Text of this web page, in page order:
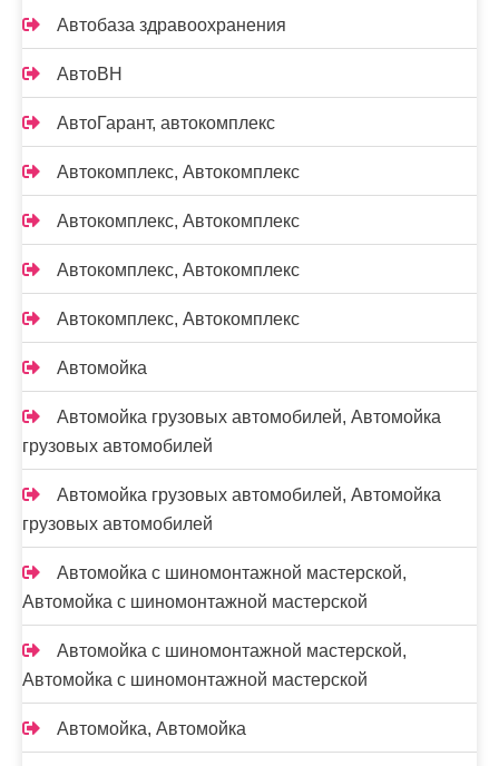
Автобаза здравоохранения
АвтоВН
АвтоГарант, автокомплекс
Автокомплекс, Автокомплекс
Автокомплекс, Автокомплекс
Автокомплекс, Автокомплекс
Автокомплекс, Автокомплекс
Автомойка
Автомойка грузовых автомобилей, Автомойка
грузовых автомобилей
Автомойка грузовых автомобилей, Автомойка
грузовых автомобилей
Автомойка с шиномонтажной мастерской,
Автомойка с шиномонтажной мастерской
Автомойка с шиномонтажной мастерской,
Автомойка с шиномонтажной мастерской
Автомойка, Автомойка